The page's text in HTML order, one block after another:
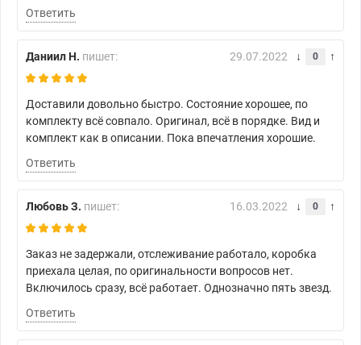
Ответить
Даниил Н. пишет: 29.07.2022 0
Доставили довольно быстро. Состояние хорошее, по
комплекту всё совпало. Оригинал, всё в порядке. Вид и
комплект как в описании. Пока впечатления хорошие.
Ответить
Любовь З. пишет: 16.03.2022 0
Заказ не задержали, отслеживание работало, коробка
приехала целая, по оригинальности вопросов нет.
Включилось сразу, всё работает. Однозначно пять звезд.
Ответить